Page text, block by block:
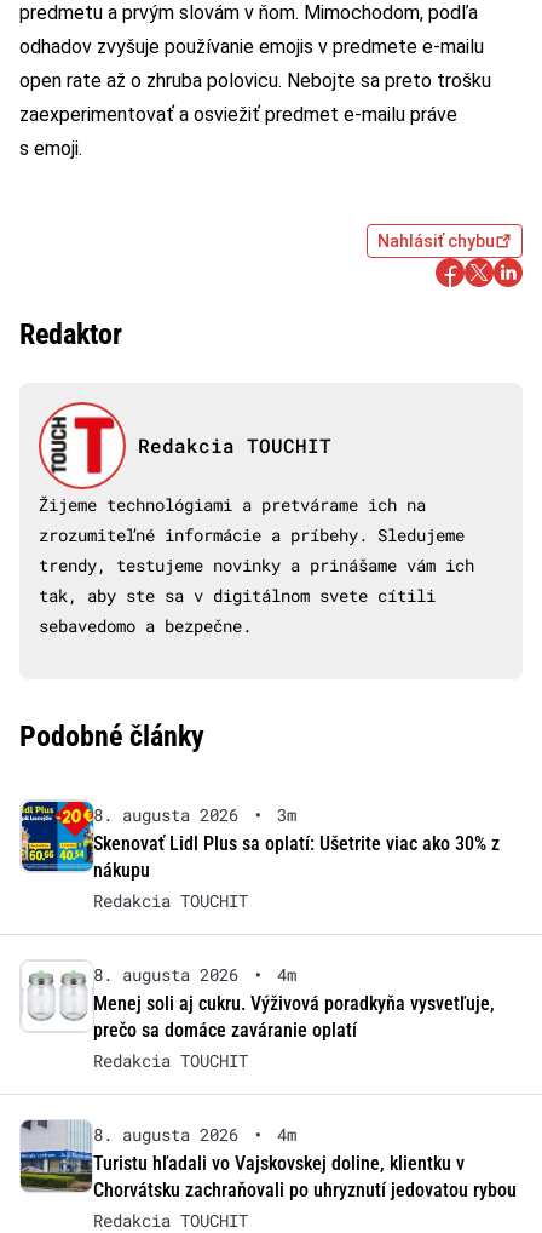
predmetu a prvým slovám v ňom. Mimochodom, podľa
odhadov zvyšuje používanie emojis v predmete e-mailu
open rate až o zhruba polovicu. Nebojte sa preto trošku
zaexperimentovať a osviežiť predmet e-mailu práve
s emoji.
Nahlásiť chybu
Redaktor
Redakcia TOUCHIT
Žijeme technológiami a pretvárame ich na
zrozumiteľné informácie a príbehy. Sledujeme
trendy, testujeme novinky a prinášame vám ich
tak, aby ste sa v digitálnom svete cítili
sebavedomo a bezpečne.
Podobné články
8. augusta 2026 •
3m
Skenovať Lidl Plus sa oplatí: Ušetrite viac ako 30% z
nákupu
Redakcia TOUCHIT
8. augusta 2026 •
4m
Menej soli aj cukru. Výživová poradkyňa vysvetľuje,
prečo sa domáce zaváranie oplatí
Redakcia TOUCHIT
8. augusta 2026 •
4m
Turistu hľadali vo Vajskovskej doline, klientku v
Chorvátsku zachraňovali po uhryznutí jedovatou rybou
Redakcia TOUCHIT